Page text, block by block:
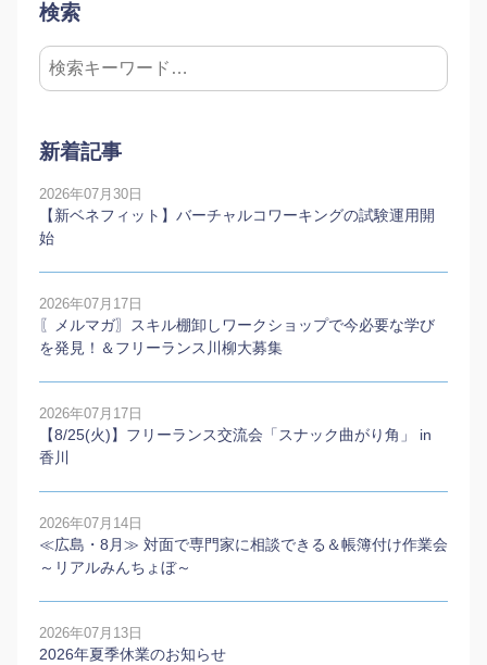
検索
新着記事
2026年07月30日
【新ベネフィット】バーチャルコワーキングの試験運用開
始
2026年07月17日
〖メルマガ〗スキル棚卸しワークショップで今必要な学び
を発見！＆フリーランス川柳大募集
2026年07月17日
【8/25(火)】フリーランス交流会「スナック曲がり角」 in
香川
2026年07月14日
≪広島・8月≫ 対面で専門家に相談できる＆帳簿付け作業会
～リアルみんちょぼ～
2026年07月13日
2026年夏季休業のお知らせ